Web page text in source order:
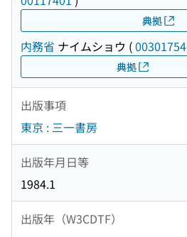
典拠
内務省 ナイムショウ (00301754
典拠
出版事項
東京 : 三一書房
出版年月日等
1984.1
出版年（W3CDTF）